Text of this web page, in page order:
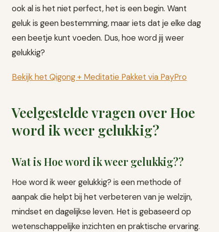
ook al is het niet perfect, het is een begin. Want
geluk is geen bestemming, maar iets dat je elke dag
een beetje kunt voeden. Dus, hoe word jij weer
gelukkig?
Bekijk het Qigong + Meditatie Pakket via PayPro
Veelgestelde vragen over Hoe
word ik weer gelukkig?
Wat is Hoe word ik weer gelukkig??
Hoe word ik weer gelukkig? is een methode of
aanpak die helpt bij het verbeteren van je welzijn,
mindset en dagelijkse leven. Het is gebaseerd op
wetenschappelijke inzichten en praktische ervaring.